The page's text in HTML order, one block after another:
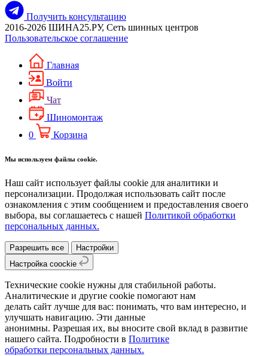
Получить консультацию
2016-2026 ШИНА25.РУ, Сеть шинных центров
Пользовательское соглашение
Главная
Войти
Чат
Шиномонтаж
0
Корзина
Мы используем файлы cookie.
Наш сайт использует файлы cookie для аналитики и
персонализации. Продолжая использовать сайт после
ознакомления с этим сообщением и предоставления своего
выбора, вы соглашаетесь с нашей Политикой обработки
персональных данных.
Разрешить все
Настройки
Настройка coockie
Технические cookie нужны для стабильной работы.
Аналитические и другие cookie помогают нам
делать сайт лучше для вас: понимать, что вам интересно, и
улучшать навигацию. Эти данные
анонимны. Разрешая их, вы вносите свой вклад в развитие
нашего сайта. Подробности в Политике
обработки персональных данных.